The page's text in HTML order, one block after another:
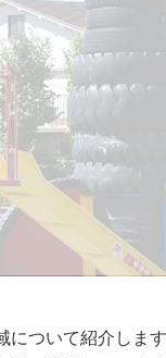
ついて紹介します